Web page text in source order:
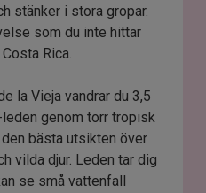
stänker i stora gropar.
som du inte hittar
Rica.
la Vieja vandrar du 3,5
genom torr tropisk
bästa utsikten över
vilda djur. Leden tar dig
se små vattenfall